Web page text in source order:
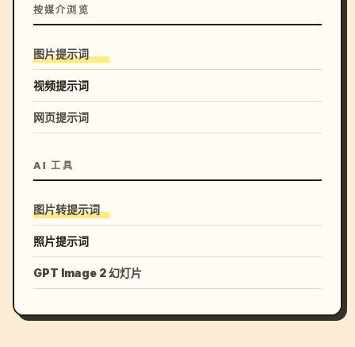
按媒介浏览
图片提示词
视频提示词
网页提示词
AI 工具
图片转提示词
照片提示词
GPT Image 2 幻灯片